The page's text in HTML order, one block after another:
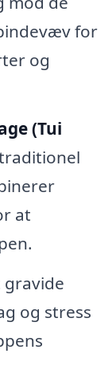
for
og
(Tui
at
gravide
og stress